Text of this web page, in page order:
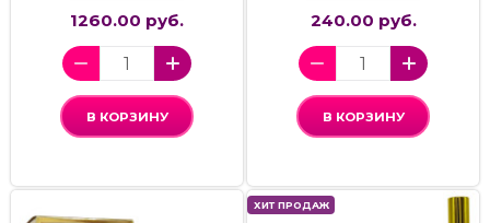
1260.00 руб.
В КОРЗИНУ
240.00 руб.
В КОРЗИНУ
ХИТ ПРОДАЖ